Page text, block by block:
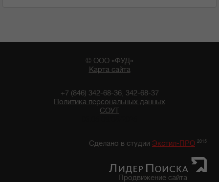
© ООО «ФУД»
Карта сайта
+7 (846) 342-68-36, 342-68-37
Политика персональных данных
СОУТ
Сделано в студии Экстил-ПРО 2015
Продвижение сайта